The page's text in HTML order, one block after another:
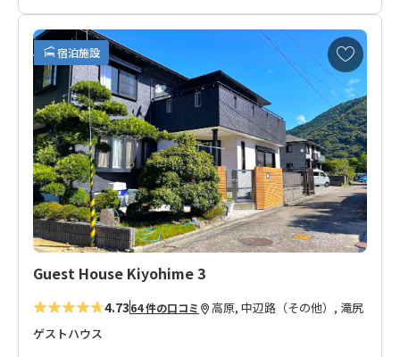
* フロア貸切プランの新規受付は終了いたしました。現在はバ
ス・トイレ・キッチン共用の個室プランをご用意しておりま
す。
宿泊施設
お
気
に
入
り
に
追
加
Guest House Kiyohime 3
4.7364 件の口コミ
高原, 中辺路（その他）, 滝尻
ゲストハウス